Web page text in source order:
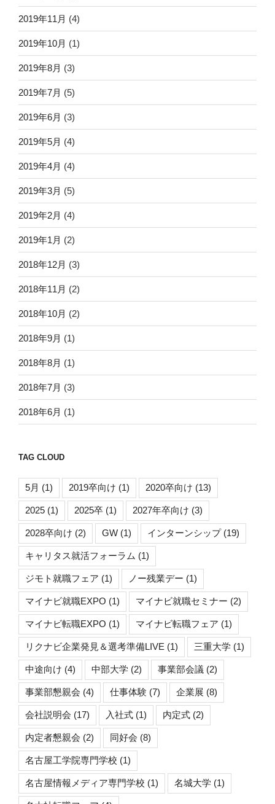
2019年11月 (4)
2019年10月 (1)
2019年8月 (3)
2019年7月 (5)
2019年6月 (3)
2019年5月 (4)
2019年4月 (4)
2019年3月 (5)
2019年2月 (4)
2019年1月 (2)
2018年12月 (3)
2018年11月 (2)
2018年10月 (2)
2018年9月 (1)
2018年8月 (1)
2018年7月 (3)
2018年6月 (1)
TAG CLOUD
5月 (1) 2019卒向け (1) 2020卒向け (13)
2025 (1) 2025卒 (1) 2027年卒向け (3)
2028卒向け (2) GW (1) インターンシップ(19)
キャリタス就活フォーラム (1)
ジモト就職フェア (1) ノー残業デー (1)
マイナビ就職EXPO (1) マイナビ就職セミナー (2)
マイナビ転職EXPO (1) マイナビ転職フェア (1)
リクナビ企業発見＆選考準備LIVE (1) 三重大学 (1)
中途向け (4) 中部大学 (2) 事業部会議 (2)
事業部懇親会 (4) 仕事体験 (7) 企業展 (8)
会社説明会 (17) 入社式 (1) 内定式 (2)
内定者懇親会 (2) 同好会 (8)
名古屋工学院専門学校 (1)
名古屋情報メディア専門学校 (1) 名城大学 (1)